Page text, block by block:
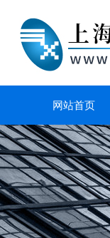
网站首页